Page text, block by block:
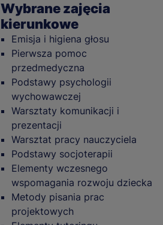
Wybrane zajęcia
kierunkowe
Emisja i higiena głosu
Pierwsza pomoc
przedmedyczna
Podstawy psychologii
wychowawczej
Warsztaty komunikacji i
prezentacji
Warsztat pracy nauczyciela
Podstawy socjoterapii
Elementy wczesnego
wspomagania rozwoju dziecka
Metody pisania prac
projektowych